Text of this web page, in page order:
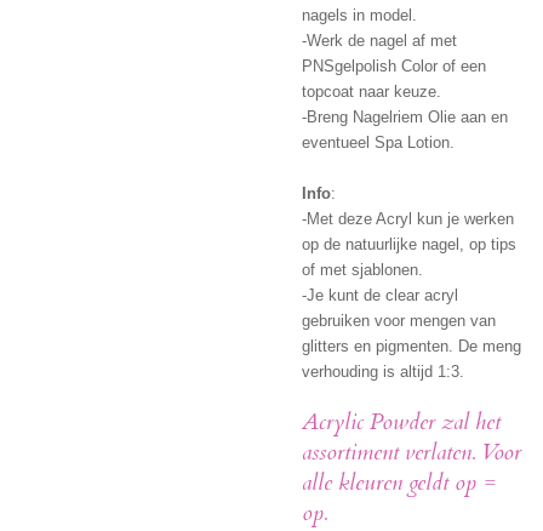
nagels in model.
-Werk de nagel af met
PNSgelpolish Color of een
topcoat naar keuze.
-Breng Nagelriem Olie aan en
eventueel Spa Lotion.
Info:
-Met deze Acryl kun je werken
op de natuurlijke nagel, op tips
of met sjablonen.
-Je kunt de clear acryl
gebruiken voor mengen van
glitters en pigmenten. De meng
verhouding is altijd 1:3.
Acrylic Powder zal het
assortiment verlaten. Voor
alle kleuren geldt op =
op.